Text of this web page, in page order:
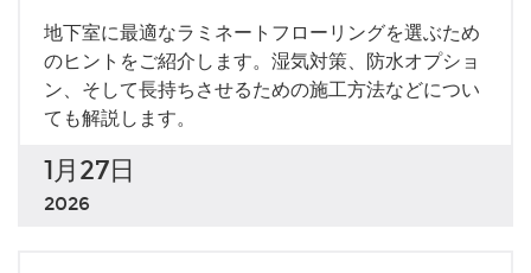
地下室に最適なラミネートフローリングを選ぶため
のヒントをご紹介します。湿気対策、防水オプショ
ン、そして長持ちさせるための施工方法などについ
ても解説します。
1月27日
2026